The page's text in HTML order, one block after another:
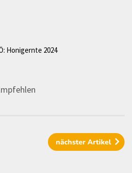
Honigernte 2024
nächster Artikel